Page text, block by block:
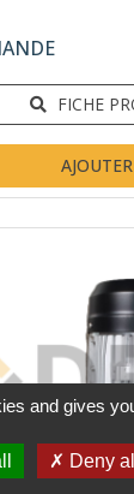
FICHE
AJOUTER
and gives
Deny